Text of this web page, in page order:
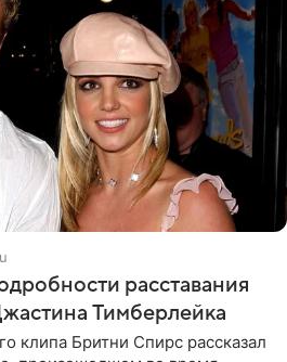
расставания
Тимберлейка
клипа Бритни Спирс рассказал